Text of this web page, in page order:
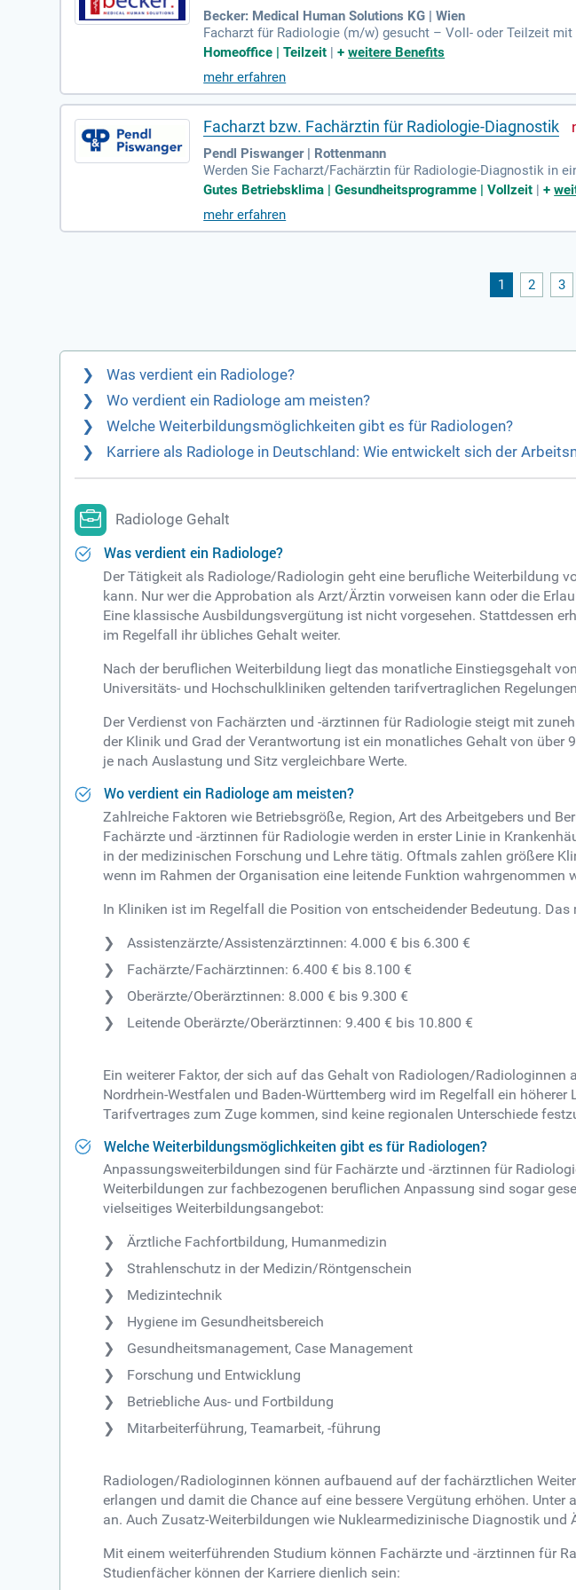
Becker: Medical Human Solutions KG | Wien
Facharzt für Radiologie (m/w) gesucht – Voll- oder Teilzeit
ie und Strahlentherapie ein und gestalten Sie aktiv unsere
Homeoffice | Teilzeit |+weitere Benefits
mehr erfahren
Facharzt bzw. Fachärztin für Radiologie-Diagnostik
Pendl Piswanger | Rottenmann
Werden Sie Facharzt/Fachärztin für Radiologie-Diagnostik in
e die Gesundheitsversorgung in Zentralösterreich mit – bei
Gutes Betriebsklima | Gesundheitsprogramme | Vollzeit |+
mehr erfahren
1 2 3
Was verdient ein Radiologe?
Wo verdient ein Radiologe am meisten?
Welche Weiterbildungsmöglichkeiten gibt es für Radiologen?
Karriere als Radiologe in Deutschland: Wie entwickelt sich der
Radiologe Gehalt
Was verdient ein Radiologe?
Der Tätigkeit als Radiologe/Radiologin geht eine berufliche Weiterbildung
kann. Nur wer die Approbation als Arzt/Ärztin vorweisen kann oder die
Eine klassische Ausbildungsvergütung ist nicht vorgesehen. Stattdessen
im Regelfall ihr übliches Gehalt weiter.
Nach der beruflichen Weiterbildung liegt das monatliche Einstiegsgehalt
Universitäts- und Hochschulkliniken geltenden tarifvertraglichen
Der Verdienst von Fachärzten und -ärztinnen für Radiologie steigt mit
der Klinik und Grad der Verantwortung ist ein monatliches Gehalt von
je nach Auslastung und Sitz vergleichbare Werte.
Wo verdient ein Radiologe am meisten?
Zahlreiche Faktoren wie Betriebsgröße, Region, Art des Arbeitgebers und
Fachärzte und -ärztinnen für Radiologie werden in erster Linie in
in der medizinischen Forschung und Lehre tätig. Oftmals zahlen größere
wenn im Rahmen der Organisation eine leitende Funktion wahrgenommen
In Kliniken ist im Regelfall die Position von entscheidender Bedeutung.
Assistenzärzte/Assistenzärztinnen: 4.000 € bis 6.300 €
Fachärzte/Fachärztinnen: 6.400 € bis 8.100 €
Oberärzte/Oberärztinnen: 8.000 € bis 9.300 €
Leitende Oberärzte/Oberärztinnen: 9.400 € bis 10.800 €
Ein weiterer Faktor, der sich auf das Gehalt von Radiologen/
Nordrhein-Westfalen und Baden-Württemberg wird im Regelfall ein
Tarifvertrages zum Zuge kommen, sind keine regionalen Unterschiede
Welche Weiterbildungsmöglichkeiten gibt es für Radiologen?
Anpassungsweiterbildungen sind für Fachärzte und -ärztinnen für
Weiterbildungen zur fachbezogenen beruflichen Anpassung sind sogar
vielseitiges Weiterbildungsangebot:
Ärztliche Fachfortbildung, Humanmedizin
Strahlenschutz in der Medizin/Röntgenschein
Medizintechnik
Hygiene im Gesundheitsbereich
Gesundheitsmanagement, Case Management
Forschung und Entwicklung
Betriebliche Aus- und Fortbildung
Mitarbeiterführung, Teamarbeit, -führung
Radiologen/Radiologinnen können aufbauend auf der fachärztlichen
erlangen und damit die Chance auf eine bessere Vergütung erhöhen.
an. Auch Zusatz-Weiterbildungen wie Nuklearmedizinische Diagnostik
Mit einem weiterführenden Studium können Fachärzte und -ärztinnen für
Studienfächer können der Karriere dienlich sein: